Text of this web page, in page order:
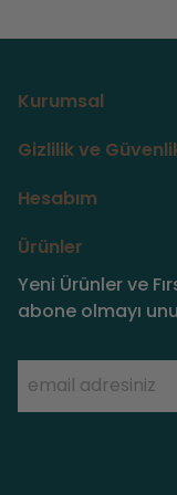
Kurumsal
Gizlilik ve
Hesabım
Ürünler
Yeni Ürünler ve
abone olmayı